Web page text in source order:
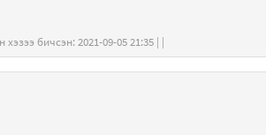
Зочин хэзээ бичсэн: 2021-09-05 21:35 | |